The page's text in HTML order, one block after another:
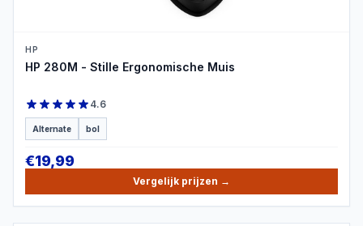
HP
HP 280M - Stille Ergonomische Muis
4.6
Alternate bol
€19,99
Vergelijk prijzen →